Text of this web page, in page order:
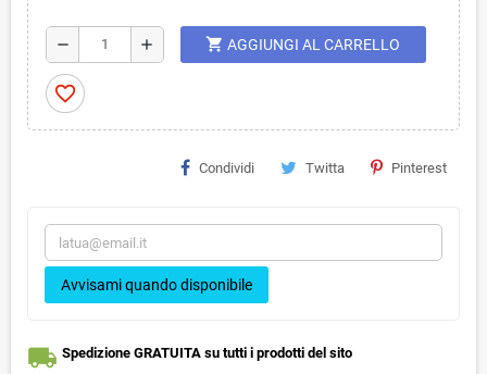
remove add shopping_cart AGGIUNGI AL CARRELLO
favorite_border
Condividi Twitta Pinterest
Avvisami quando disponibile
local_shipping Spedizione GRATUITA su tutti i prodotti del sito